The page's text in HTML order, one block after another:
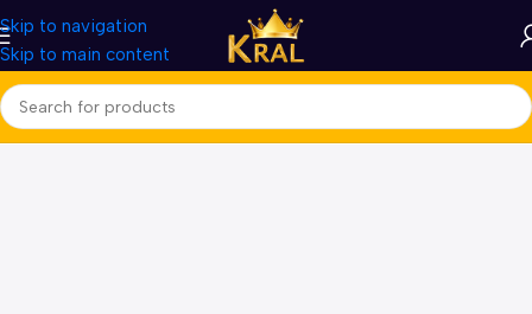
Skip to navigation
Skip to main content